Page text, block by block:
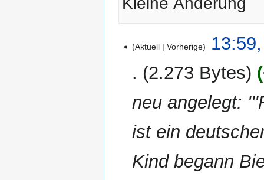
November
Aktuell Vorherige
2.273 Bytes
neu angelegt:
ist ein
Kind begann